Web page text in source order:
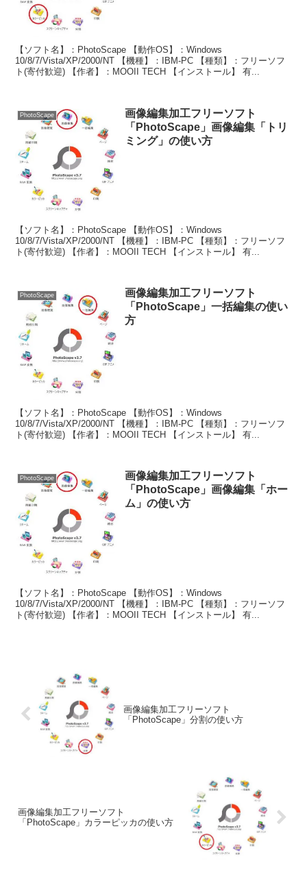
【ソフト名】：PhotoScape 【動作OS】：Windows
10/8/7/Vista/XP/2000/NT 【機種】：IBM-PC 【種類】：フリーソフ
ト(寄付歓迎) 【作者】：MOOII TECH 【インストール】 有...
PhotoScape
画像編集加工フリーソフト
「PhotoScape」画像編集「トリ
ミング」の使い方
【ソフト名】：PhotoScape 【動作OS】：Windows
10/8/7/Vista/XP/2000/NT 【機種】：IBM-PC 【種類】：フリーソフ
ト(寄付歓迎) 【作者】：MOOII TECH 【インストール】 有...
PhotoScape
画像編集加工フリーソフト
「PhotoScape」一括編集の使い
方
【ソフト名】：PhotoScape 【動作OS】：Windows
10/8/7/Vista/XP/2000/NT 【機種】：IBM-PC 【種類】：フリーソフ
ト(寄付歓迎) 【作者】：MOOII TECH 【インストール】 有...
PhotoScape
画像編集加工フリーソフト
「PhotoScape」画像編集「ホー
ム」の使い方
【ソフト名】：PhotoScape 【動作OS】：Windows
10/8/7/Vista/XP/2000/NT 【機種】：IBM-PC 【種類】：フリーソフ
ト(寄付歓迎) 【作者】：MOOII TECH 【インストール】 有...
画像編集加工フリーソフト
「PhotoScape」分割の使い方
画像編集加工フリーソフト
「PhotoScape」カラーピッカの使い方